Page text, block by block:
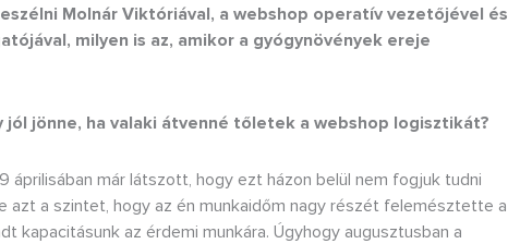
Molnár Viktóriával, a webshop operatív vezetőjével és
milyen is az, amikor a gyógynövények ereje
jönne, ha valaki átvenné tőletek a webshop logisztikát?
áprilisában már látszott, hogy ezt házon belül nem fogjuk tudni
a szintet, hogy az én munkaidőm nagy részét felemésztette a
kapacitásunk az érdemi munkára. Úgyhogy augusztusban a